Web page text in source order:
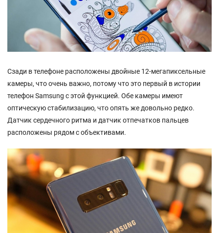
Сзади в телефоне расположены двойные 12-мегапиксельные
камеры, что очень важно, потому что это первый в истории
телефон Samsung с этой функцией. Обе камеры имеют
оптическую стабилизацию, что опять же довольно редко.
Датчик сердечного ритма и датчик отпечатков пальцев
расположены рядом с объективами.